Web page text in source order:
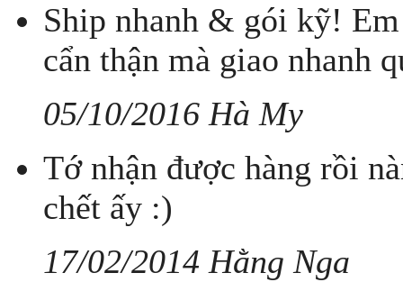
Ship nhanh & gói kỹ!
cẩn thận mà giao nhanh
05/10/2016 Hà My
Tớ nhận được hàng rồi
chết ấy :)
17/02/2014 Hằng Nga